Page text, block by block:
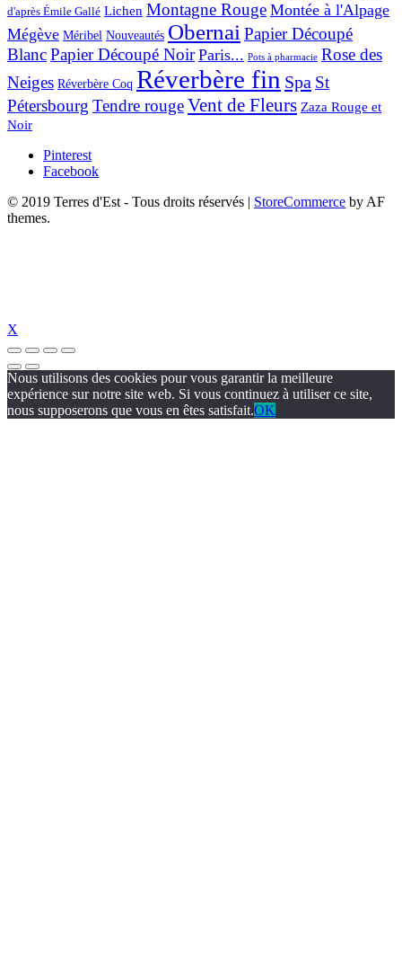
d'après Émile Gallé Lichen Montagne Rouge Montée à l'Alpage
Mégève Méribel Nouveautés ObernaiPapier Découpé
BlancPapier Découpé Noir Paris... Pots à pharmacie Rose des
Neiges Réverbère Coq Réverbère fin Spa St
Pétersbourg Tendre rougeVent de Fleurs Zaza Rouge et
Noir
Pinterest
Facebook
© 2019 Terres d'Est - Tous droits réservés | StoreCommerce by AF
themes.
X
Nous utilisons des cookies pour vous garantir la meilleure
expérience sur notre site web. Si vous continuez à utiliser ce site,
nous supposerons que vous en êtes satisfait.OK